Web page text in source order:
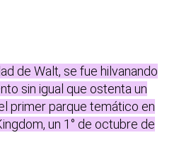
de Walt, se fue hilvanando
sin igual que ostenta un
primer parque temático en
un 1° de octubre de